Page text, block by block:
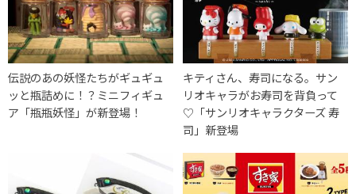
伝説のあの妖怪たちがギュギュ
ッと瓶詰めに！？ミニフィギュ
ア「瓶瓶妖怪」が新登場！
キティさん、寿司になる。サン
リオキャラがお寿司を背負って
♡「サンリオキャラクターズ 寿
司」新登場